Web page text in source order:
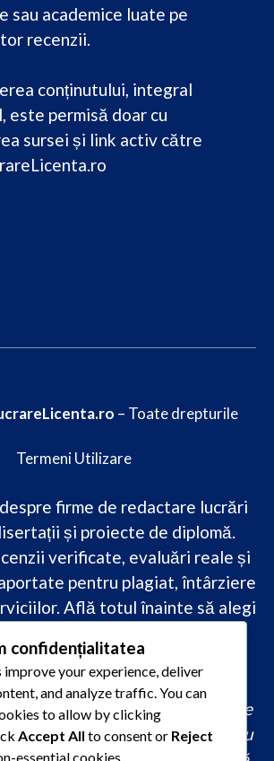
sau academice luate pe
recenzii.
conținutului, integral
este permisă doar cu
sursei și link activ către
– Toate drepturile
Termeni Utilizare
firme de redactare lucrări
și proiecte de diplomă.
verificate, evaluări reale și
pentru plagiat, întârziere
Află totul înainte să alegi
pe PareriLucrareLicenta.ro.
de licență originală, redactare
urgent, ajutor profesional pentru
confidențialitatea
improve your experience, deliver
and analyze traffic. You can
to allow by clicking
Accept All to consent or Reject
essential cookies.